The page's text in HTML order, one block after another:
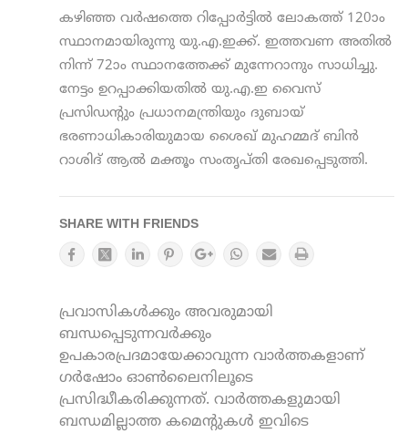
കഴിഞ്ഞ വര്‍ഷത്തെ റിപ്പോര്‍ട്ടില്‍ ലോകത്ത് 120ാം
സ്ഥാനമായിരുന്നു യു.എ.ഇക്ക്. ഇത്തവണ അതില്‍
നിന്ന് 72ാം സ്ഥാനത്തേക്ക് മുന്നേറാനും സാധിച്ചു.
നേട്ടം ഉറപ്പാക്കിയതില്‍ യു.എ.ഇ വൈസ്
പ്രസിഡന്റും പ്രധാനമന്ത്രിയും ദുബായ്
ഭരണാധികാരിയുമായ ശൈഖ് മുഹമ്മദ് ബിന്‍
റാശിദ് ആല്‍ മക്തൂം സംതൃപ്തി രേഖപ്പെടുത്തി.
SHARE WITH FRIENDS
പ്രവാസികൾക്കും അവരുമായി
ബന്ധപ്പെടുന്നവർക്കും
ഉപകാരപ്രദമായേക്കാവുന്ന വാർത്തകളാണ്
ഗർഷോം ഓൺലൈനിലൂടെ
പ്രസിദ്ധീകരിക്കുന്നത്. വാർത്തകളുമായി
ബന്ധമില്ലാത്ത കമെന്റുകൾ ഇവിടെ